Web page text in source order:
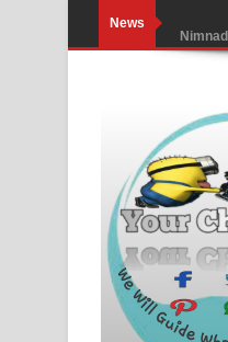
News
DEAR
Dai